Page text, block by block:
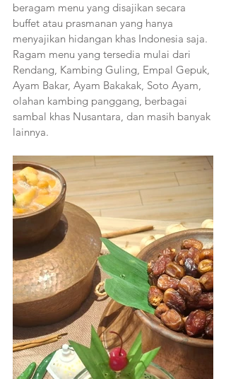
beragam menu yang disajikan secara
buffet atau prasmanan yang hanya
menyajikan hidangan khas Indonesia saja.
Ragam menu yang tersedia mulai dari
Rendang, Kambing Guling, Empal Gepuk,
Ayam Bakar, Ayam Bakakak, Soto Ayam,
olahan kambing panggang, berbagai
sambal khas Nusantara, dan masih banyak
lainnya.